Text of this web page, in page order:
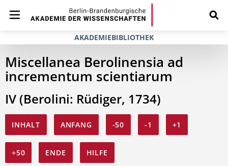
AKADEMIEBIBLIOTHEK
Miscellanea Berolinensia ad
incrementum scientiarum
IV (Berolini: Rüdiger, 1734)
INHALT ANFANG -50 -1 +1
+50 ENDE HILFE